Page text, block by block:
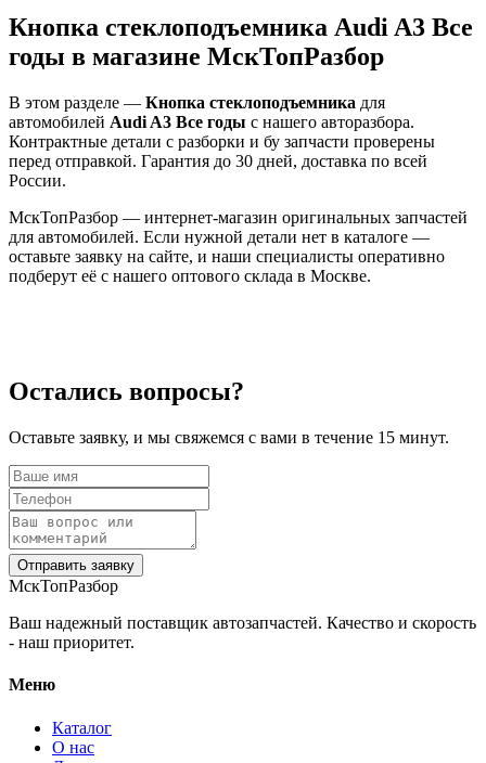
Кнопка стеклоподъемника Audi A3 Все
годы в магазине МскТопРазбор
В этом разделе — Кнопка стеклоподъемника для
автомобилей Audi A3 Все годы с нашего авторазбора.
Контрактные детали с разборки и бу запчасти проверены
перед отправкой. Гарантия до 30 дней, доставка по всей
России.
МскТопРазбор — интернет-магазин оригинальных запчастей
для автомобилей. Если нужной детали нет в каталоге —
оставьте заявку на сайте, и наши специалисты оперативно
подберут её с нашего оптового склада в Москве.
Остались вопросы?
Оставьте заявку, и мы свяжемся с вами в течение 15 минут.
Отправить заявку
МскТопРазбор
Ваш надежный поставщик автозапчастей. Качество и скорость
- наш приоритет.
Меню
Каталог
О нас